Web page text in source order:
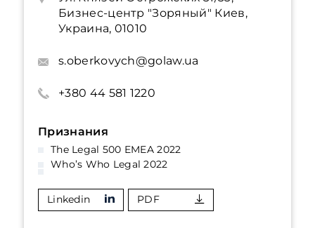
Бизнес-центр "Зоряный" Киев,
Украина, 01010
s.oberkovych@golaw.ua
+380 44 581 1220
Признания
The Legal 500 EMEA 2022
Who’s Who Legal 2022
Linkedin PDF